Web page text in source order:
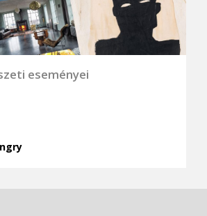
eseményei